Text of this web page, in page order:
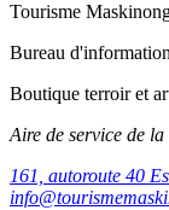
Tourisme
Bureau
Boutique terroir et
Aire de service de
161, autoroute 40